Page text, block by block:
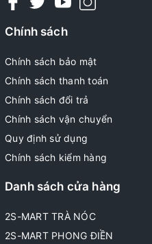
Chính sách
Chính sách bảo mật
Chính sách thanh toán
Chính sách đổi trả
Chính sách vận chuyển
Quy định sử dụng
Chính sách kiểm hàng
Danh sách cửa hàng
2S-MART TRÀ NÓC
2S-MART PHONG ĐIỀN